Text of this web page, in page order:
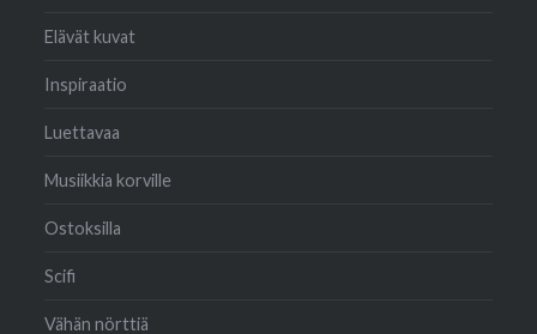
Elävät kuvat
Inspiraatio
Luettavaa
Musiikkia korville
Ostoksilla
Scifi
Vähän nörttiä